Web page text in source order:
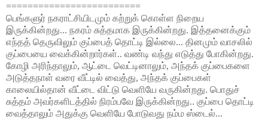
=========================
பெங்களுர் நகராட்சியிடமும் கற்றுக் கொள்ள நிறைய
இருக்கின்றது... நகரம் சுத்தமாக இருக்கின்றது. இத்தனைக்கும்
எந்தத் தெருவிலும் குப்பைத் தொட்டி இல்லை... தினமும் வாசலில்
குப்பையை வைக்கின்றார்கள்.. வண்டி வந்து எடுத்து போகின்றது.
கோழி அரிந்தாலும், ஆட்டை வெட்டினாலும், அந்தக் குப்பைகளை
அடுத்தநாள் வரை வீட்டில் வைத்து, அந்தக் குப்பைகள்
காலையில்தான் வீட்டை விட்டு வெளியே வருகின்றது. பொதுச்
சுத்தம் அவர்களிடத்தில் நிரம்பவே இருக்கின்றது.. குப்பை தொட்டி
வைத்தாலும் அதுக்கு வெளியே போடுவது நம்ம ஸ்டைல்...